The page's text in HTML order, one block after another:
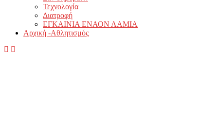
Τεχνολογία
Διατροφή
ΕΓΚΑΙΝΙΑ ΕΝΑΟΝ ΛΑΜΙΑ
Αρχική -Αθλητισμός